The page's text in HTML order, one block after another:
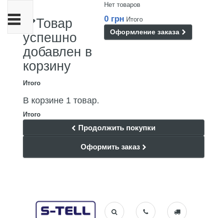
Нет товаров
0 грн Итого
Оформление заказа
Товар
успешно
добавлен в
корзину
Итого
В корзине 1 товар.
Итого
Продолжить покупки
Оформить заказ
Переключить
навигации